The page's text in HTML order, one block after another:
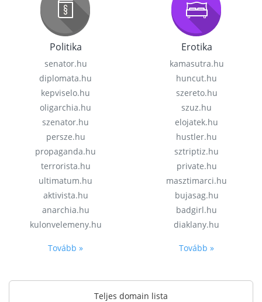
Politika
senator.hu
diplomata.hu
kepviselo.hu
oligarchia.hu
szenator.hu
persze.hu
propaganda.hu
terrorista.hu
ultimatum.hu
aktivista.hu
anarchia.hu
kulonvelemeny.hu
Tovább »
Erotika
kamasutra.hu
huncut.hu
szereto.hu
szuz.hu
elojatek.hu
hustler.hu
sztriptiz.hu
private.hu
masztimarci.hu
bujasag.hu
badgirl.hu
diaklany.hu
Tovább »
Teljes domain lista